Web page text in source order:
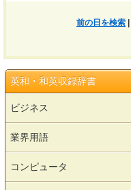
前の日を検索
英和・和英収録辞書
ビジネス
業界用語
コンピュータ